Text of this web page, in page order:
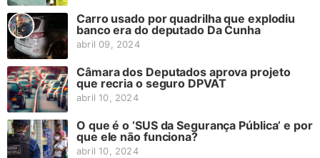
Carro usado por quadrilha que explodiu
banco era do deputado Da Cunha
abril 09, 2024
Câmara dos Deputados aprova projeto
que recria o seguro DPVAT
abril 10, 2024
O que é o ‘SUS da Segurança Pública’ e por
que ele não funciona?
abril 10, 2024